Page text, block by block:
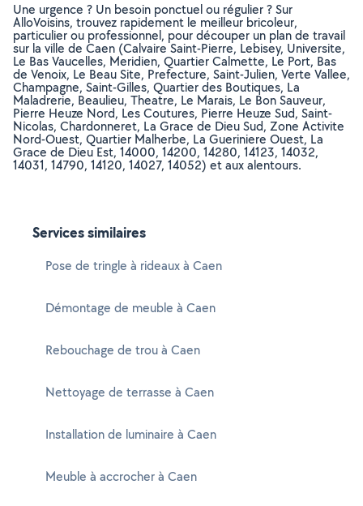
Une urgence ? Un besoin ponctuel ou régulier ? Sur
AlloVoisins, trouvez rapidement le meilleur bricoleur,
particulier ou professionnel, pour découper un plan de travail
sur la ville de Caen (Calvaire Saint-Pierre, Lebisey, Universite,
Le Bas Vaucelles, Meridien, Quartier Calmette, Le Port, Bas
de Venoix, Le Beau Site, Prefecture, Saint-Julien, Verte Vallee,
Champagne, Saint-Gilles, Quartier des Boutiques, La
Maladrerie, Beaulieu, Theatre, Le Marais, Le Bon Sauveur,
Pierre Heuze Nord, Les Coutures, Pierre Heuze Sud, Saint-
Nicolas, Chardonneret, La Grace de Dieu Sud, Zone Activite
Nord-Ouest, Quartier Malherbe, La Gueriniere Ouest, La
Grace de Dieu Est, 14000, 14200, 14280, 14123, 14032,
14031, 14790, 14120, 14027, 14052) et aux alentours.
Services similaires
Pose de tringle à rideaux à Caen
Démontage de meuble à Caen
Rebouchage de trou à Caen
Nettoyage de terrasse à Caen
Installation de luminaire à Caen
Meuble à accrocher à Caen